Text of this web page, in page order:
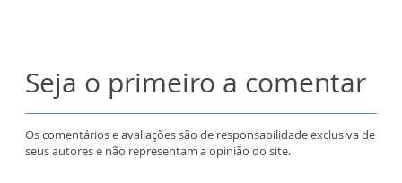
Seja o primeiro a comentar
Os comentários e avaliações são de responsabilidade exclusiva de
seus autores e não representam a opinião do site.